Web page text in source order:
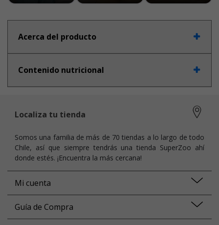
Acerca del producto
Contenido nutricional
Localiza tu tienda
Somos una familia de más de 70 tiendas a lo largo de todo
Chile, así que siempre tendrás una tienda SuperZoo ahí
donde estés. ¡Encuentra la más cercana!
Mi cuenta
Guía de Compra